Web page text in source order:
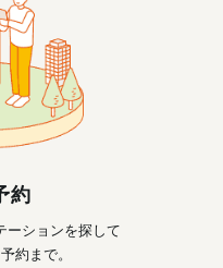
約
ーションを探して
約まで。